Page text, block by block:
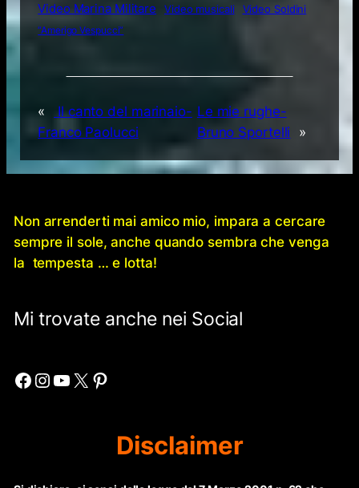
Video Marina Militare Video musicali
Video Soldini
“Amerigo Vespucci”
«
Il canto del marinaio-
Franco Paolucci
Le mie rughe-
Bruno Sportelli
»
Non arrenderti mai amico mio, impara a cercare
sempre il sole, anche quando sembra che venga
la tempesta … e lotta!
Mi trovate anche nei Social
Facebook Instagram YouTube X Pinterest
Disclaimer